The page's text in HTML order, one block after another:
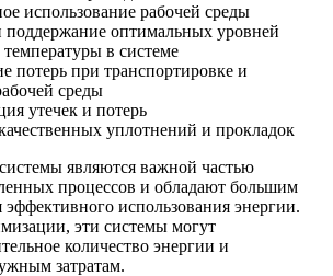
использование рабочей среды
поддержание оптимальных уровней
в системе
потерь при транспортировке и
среды
утечек и потерь
уплотнений и прокладок
являются важной частью
процессов и обладают большим
использования энергии.
эти системы могут
количество энергии и
затратам.